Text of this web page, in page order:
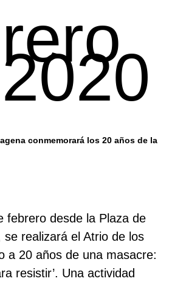
conmemorará los 20 años de la
febrero desde la Plaza de
se realizará el Atrio de los
a 20 años de una masacre:
resistir’. Una actividad